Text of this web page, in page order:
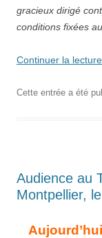
gracieux dirigé
conditions fixées
Continuer la lecture
Cette entrée a été
Audience au
Montpellier,